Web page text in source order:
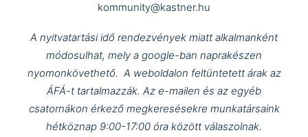
kommunity@kastner.hu
A nyitvatartási idő rendezvények miatt alkalmanként
módosulhat, mely a google-ban naprakészen
nyomonkövethető. A weboldalon feltüntetett árak az
ÁFÁ-t tartalmazzák. Az e-mailen és az egyéb
csatornákon érkező megkeresésekre munkatársaink
hétköznap 9:00-17:00 óra között válaszolnak.